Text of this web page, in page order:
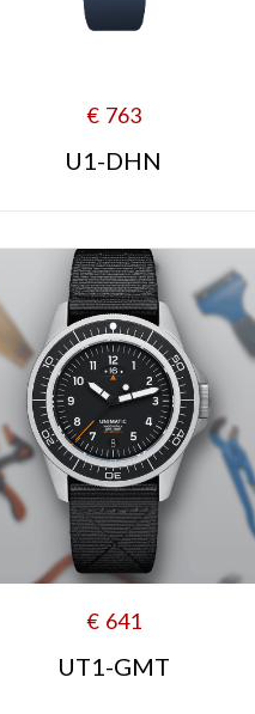
€ 763
U1-DHN
€ 641
UT1-GMT